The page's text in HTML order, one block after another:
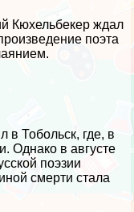
Кюхельбекер ждал
поэта
в Тобольск, где, в
Однако в августе
поэзии
cмepти стала